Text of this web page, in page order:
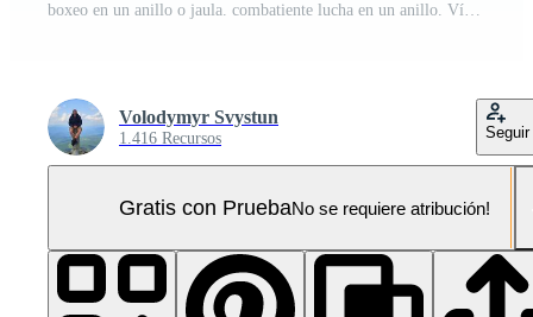
boxeo en un anillo o jaula. combatiente lucha en un anillo. Vídeo Pro
Volodymyr Svystun
1.416 Recursos Seguir
Gratis con PruebaNo se requiere atribución!